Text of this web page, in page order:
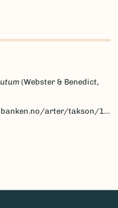
(Webster & Benedict,
arter/takson/198938